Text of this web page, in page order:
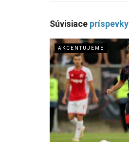
Súvisiace príspevky
AKCENTUJEME